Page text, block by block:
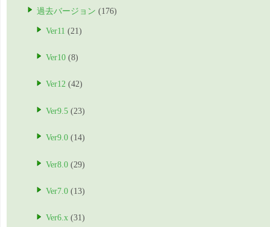
過去バージョン (176)
Ver11 (21)
Ver10 (8)
Ver12 (42)
Ver9.5 (23)
Ver9.0 (14)
Ver8.0 (29)
Ver7.0 (13)
Ver6.x (31)